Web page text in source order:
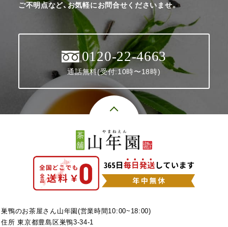
ご不明点など、お気軽にお問合せくださいませ。
0120-22-4663
通話無料(受付:10時〜18時)
巣鴨のお茶屋さん山年園(営業時間10:00~18:00)
住所 東京都豊島区巣鴨3-34-1